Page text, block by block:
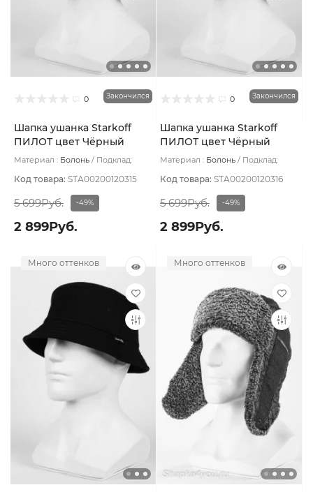
0 Закончился
Шапка ушанка Starkoff
ПИЛОТ цвет Чёрный
размер 57
Материал : Болонь
Подклад:
Код товара: STA00200120315
5 699Руб. -49%
2 899Руб.
0 Закончился
Шапка ушанка Starkoff
ПИЛОТ цвет Чёрный
размер 58
Материал : Болонь
Подклад:
Код товара: STA00200120316
5 699Руб. -49%
2 899Руб.
Много оттенков Много оттенков